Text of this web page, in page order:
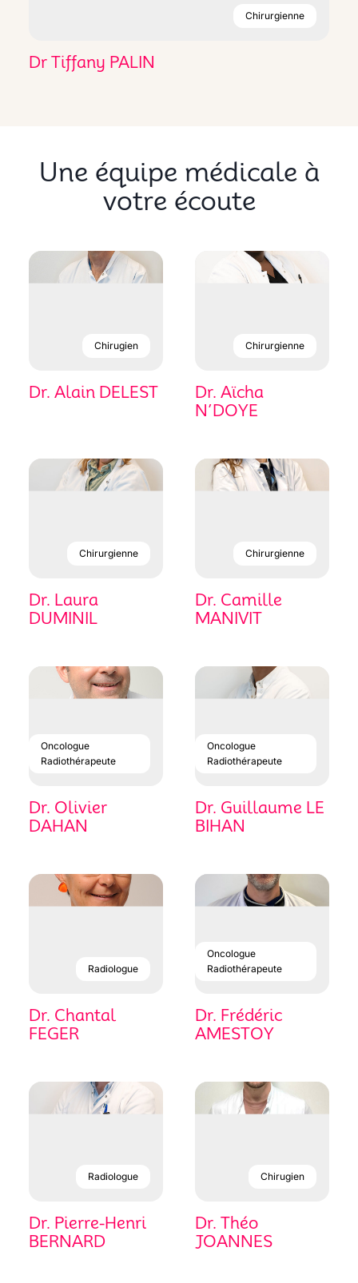
Chirurgienne
Dr Tiffany PALIN
Une équipe médicale à
votre écoute
Chirugien
Dr. Alain DELEST
Chirurgienne
Dr. Aïcha
N’DOYE
Chirurgienne
Dr. Laura
DUMINIL
Chirurgienne
Dr. Camille
MANIVIT
Oncologue
Radiothérapeute
Dr. Olivier
DAHAN
Oncologue
Radiothérapeute
Dr. Guillaume LE
BIHAN
Radiologue
Dr. Chantal
FEGER
Oncologue
Radiothérapeute
Dr. Frédéric
AMESTOY
Radiologue
Dr. Pierre-Henri
BERNARD
Chirugien
Dr. Théo
JOANNES